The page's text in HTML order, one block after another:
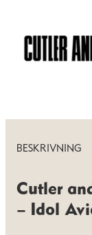
BESKRIVNING
Cutler
– Idol
funktionalitet
att försvinna
från
Marknadsföring
med dig av dina
surfar ökar du
chansen att få se
personligt
anpassat innehåll